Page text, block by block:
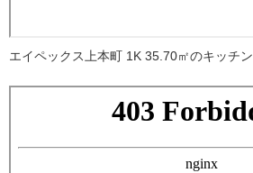
エイペックス上本町 1K 35.70㎡のキッチン